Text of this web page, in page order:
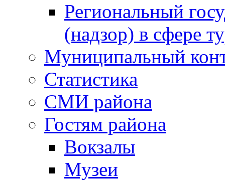
Региональный
(надзор) в сфере
Муниципальный
Статистика
СМИ района
Гостям района
Вокзалы
Музеи